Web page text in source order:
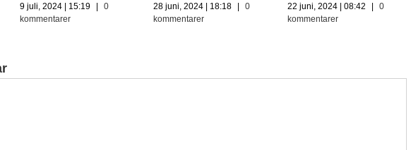
9 juli, 2024 | 15:19 |
0
kommentarer
28 juni, 2024 | 18:18 |
0
kommentarer
22 juni, 2024 | 08:42 |
0
kommentarer